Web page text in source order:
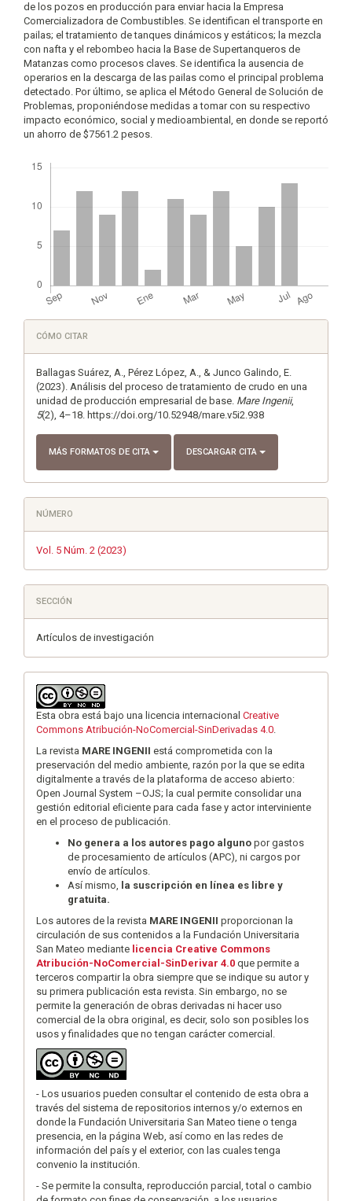
de los pozos en producción para enviar hacia la Empresa
Comercializadora de Combustibles. Se identifican el transporte en
pailas; el tratamiento de tanques dinámicos y estáticos; la mezcla
con nafta y el rebombeo hacia la Base de Supertanqueros de
Matanzas como procesos claves. Se identifica la ausencia de
operarios en la descarga de las pailas como el principal problema
detectado. Por último, se aplica el Método General de Solución de
Problemas, proponiéndose medidas a tomar con su respectivo
impacto económico, social y medioambiental, en donde se reportó
un ahorro de $7561.2 pesos.
Detalles
del
artículo
CÓMO CITAR
Ballagas Suárez, A., Pérez López, A., & Junco Galindo, E.
(2023). Análisis del proceso de tratamiento de crudo en una
unidad de producción empresarial de base. Mare Ingenii,
5(2), 4–18. https://doi.org/10.52948/mare.v5i2.938
MÁS FORMATOS DE CITA DESCARGAR CITA
NÚMERO
Vol. 5 Núm. 2 (2023)
SECCIÓN
Artículos de investigación
Esta obra está bajo una licencia internacional Creative
Commons Atribución-NoComercial-SinDerivadas 4.0.
La revista MARE INGENII está comprometida con la
preservación del medio ambiente, razón por la que se edita
digitalmente a través de la plataforma de acceso abierto:
Open Journal System –OJS; la cual permite consolidar una
gestión editorial eﬁciente para cada fase y actor interviniente
en el proceso de publicación.
No genera a los autores pago alguno por gastos
de procesamiento de artículos (APC), ni cargos por
envío de artículos.
Así mismo, la suscripción en línea es libre y
gratuita.
Los autores de la revista MARE INGENII proporcionan la
circulación de sus contenidos a la Fundación Universitaria
San Mateo mediante licencia Creative Commons
Atribución-NoComercial-SinDerivar 4.0 que permite a
terceros compartir la obra siempre que se indique su autor y
su primera publicación esta revista. Sin embargo, no se
permite la generación de obras derivadas ni hacer uso
comercial de la obra original, es decir, solo son posibles los
usos y finalidades que no tengan carácter comercial.
- Los usuarios pueden consultar el contenido de esta obra a
través del sistema de repositorios internos y/o externos en
donde la Fundación Universitaria San Mateo tiene o tenga
presencia, en la página Web, así como en las redes de
información del país y el exterior, con las cuales tenga
convenio la institución.
- Se permite la consulta, reproducción parcial, total o cambio